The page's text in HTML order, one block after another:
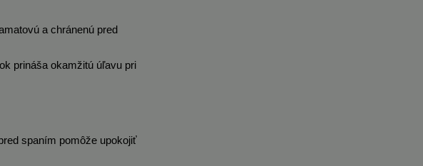
a chránenú pred
prináša okamžitú úľavu pri
spaním pomôže upokojiť